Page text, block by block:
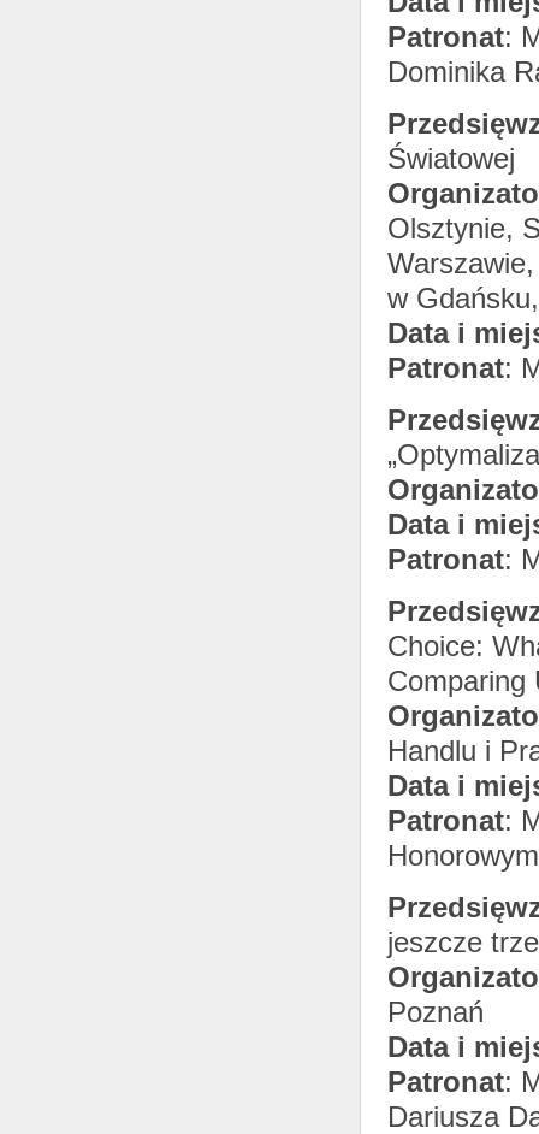
Patronat:
Dominika
Światowej
Olsztynie,
w
Data i
Patronat:
Data i
Patronat:
Choice:
Comparing
Handlu i
Data i
Patronat:
jeszcze
Poznań
Data i
Patronat:
Dariusza